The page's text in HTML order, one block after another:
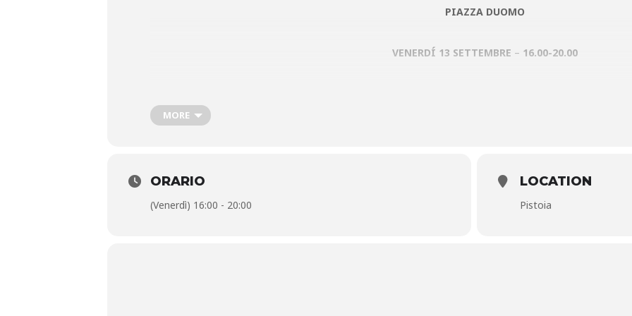
PIAZZA DUOMO
VENERDÍ 13 SETTEMBRE – 16.00-20.00
17.00-18.00
MORE
ORARIO
(Venerdì) 16:00 - 20:00
LOCATION
Pistoia